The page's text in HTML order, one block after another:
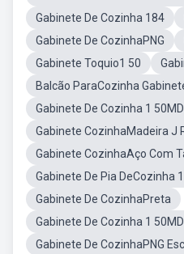
Gabinete De Cozinha 184
Gabinete De CozinhaPNG
Gabinete Toquio1 50
Balcão ParaCozinha
Gabinete De Cozinha 1
Gabinete CozinhaMadeira J
Gabinete CozinhaAço Com
Gabinete De Pia DeCozinha
Gabinete De CozinhaPreta
Gabinete De Cozinha 1
Gabinete De CozinhaPNG